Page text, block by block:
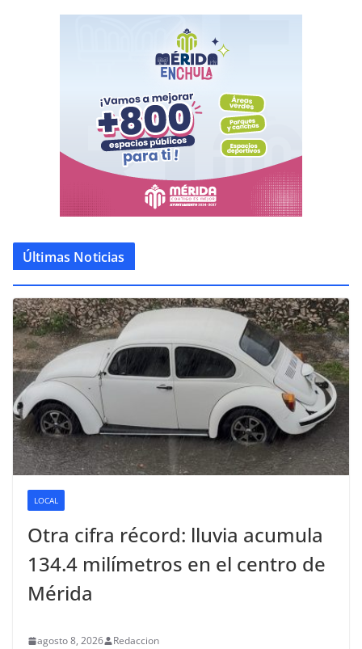
Últimas Noticias
LOCAL
Otra cifra récord: lluvia acumula
134.4 milímetros en el centro de
Mérida
agosto 8, 2026 Redaccion